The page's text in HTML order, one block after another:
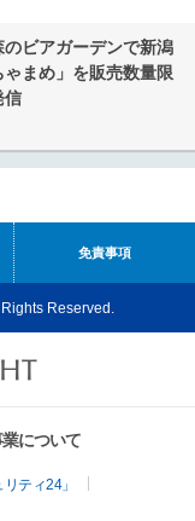
ビアガーデンで新潟
まめ」を販売数量限
信
免責事項
Reserved.
について
ティ24」